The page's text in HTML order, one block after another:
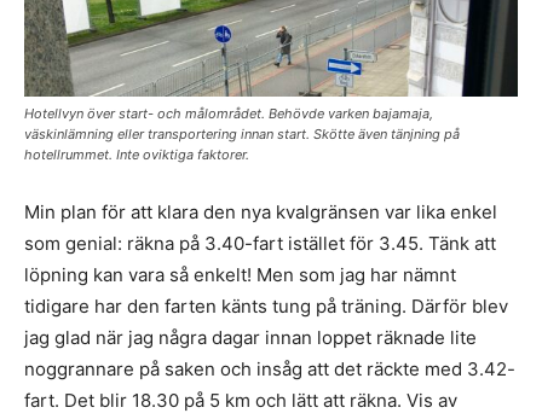
Hotellvyn över start- och målområdet. Behövde varken bajamaja,
väskinlämning eller transportering innan start. Skötte även tänjning på
hotellrummet. Inte oviktiga faktorer.
Min plan för att klara den nya kvalgränsen var lika enkel
som genial: räkna på 3.40-fart istället för 3.45. Tänk att
löpning kan vara så enkelt! Men som jag har nämnt
tidigare har den farten känts tung på träning. Därför blev
jag glad när jag några dagar innan loppet räknade lite
noggrannare på saken och insåg att det räckte med 3.42-
fart. Det blir 18.30 på 5 km och lätt att räkna. Vis av